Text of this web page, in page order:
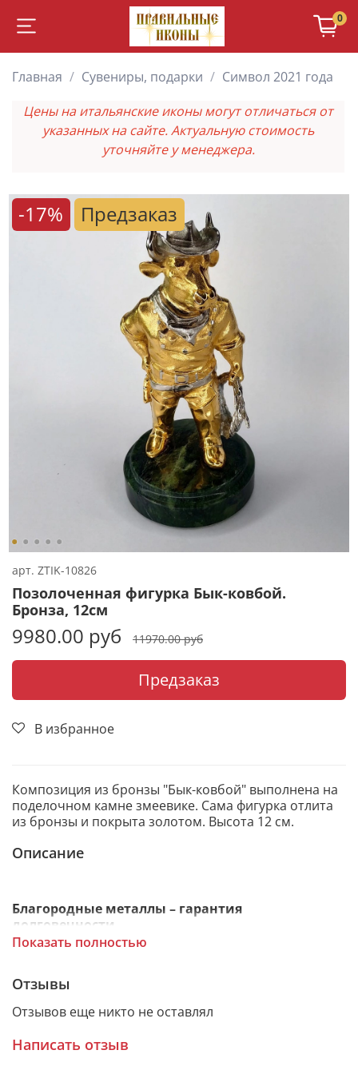
0
Главная Сувениры, подарки
Символ 2021 года
Цены на итальянские иконы могут отличаться от
указанных на сайте. Актуальную стоимость
уточняйте у менеджера.
-17% Предзаказ
арт. ZTIK-10826
Позолоченная фигурка Бык-ковбой.
Бронза, 12см
9980.00 руб 11970.00 руб
Предзаказ
В избранное
Композиция из бронзы "Бык-ковбой" выполнена на
поделочном камне змеевике. Сама фигурка отлита
из бронзы и покрыта золотом. Высота 12 см.
Описание
Благородные металлы – гарантия
долговечности
Сувенир изготовлен из бронзы и покрыт никелем и
изящной и выразительной с икуссно
Показать полностью
Отзывы
Отзывов еще никто не оставлял
Написать отзыв